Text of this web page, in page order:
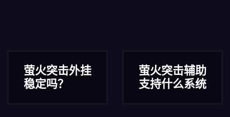
萤火突击外挂
稳定吗？
萤火突击辅助
支持什么系统